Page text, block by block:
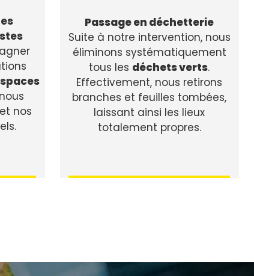
nos
Passage en déchetterie
Suite à notre intervention, nous
éliminons systématiquement
tous les déchets verts.
Effectivement, nous retirons
branches et feuilles tombées,
laissant ainsi les lieux
totalement propres.